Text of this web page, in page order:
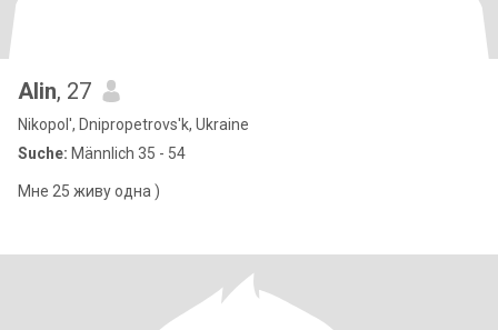
Alin, 27
Nikopol', Dnipropetrovs'k, Ukraine
Suche: Männlich 35 - 54
Мне 25 живу одна )